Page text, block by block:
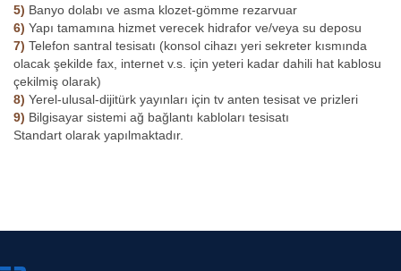
5) Banyo dolabı ve asma klozet-gömme rezarvuar
6) Yapı tamamına hizmet verecek hidrafor ve/veya su deposu
7) Telefon santral tesisatı (konsol cihazı yeri sekreter kısmında
olacak şekilde fax, internet v.s. için yeteri kadar dahili hat kablosu
çekilmiş olarak)
8) Yerel-ulusal-dijitürk yayınları için tv anten tesisat ve prizleri
9) Bilgisayar sistemi ağ bağlantı kabloları tesisatı
Standart olarak yapılmaktadır.